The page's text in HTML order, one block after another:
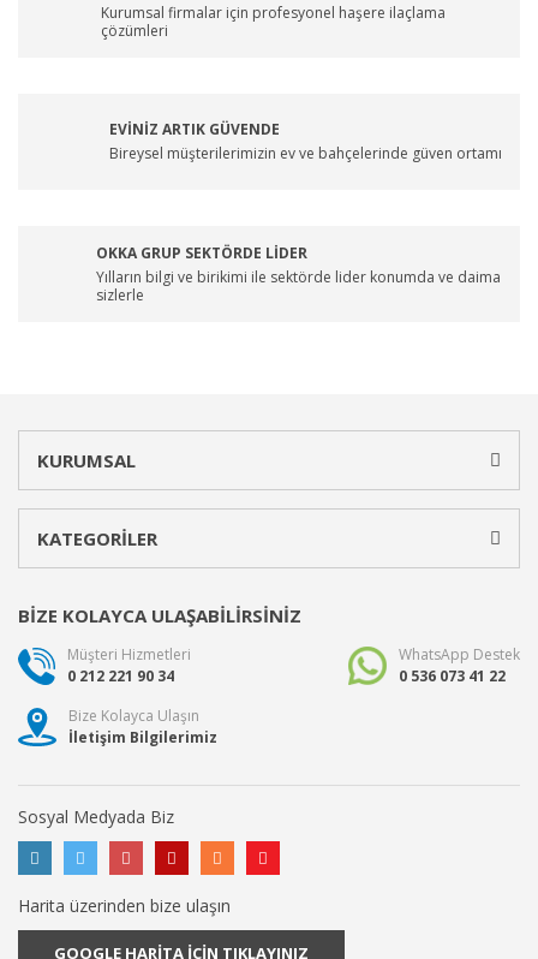
Kurumsal firmalar için profesyonel haşere ilaçlama
çözümleri
EVİNİZ ARTIK GÜVENDE
Bireysel müşterilerimizin ev ve bahçelerinde güven ortamı
OKKA GRUP SEKTÖRDE LİDER
Yılların bilgi ve birikimi ile sektörde lider konumda ve daima
sizlerle
KURUMSAL
KATEGORİLER
BİZE KOLAYCA ULAŞABİLİRSİNİZ
Müşteri Hizmetleri
0 212 221 90 34
WhatsApp Destek
0 536 073 41 22
Bize Kolayca Ulaşın
İletişim Bilgilerimiz
Sosyal Medyada Biz
Harita üzerinden bize ulaşın
GOOGLE HARİTA İÇİN TIKLAYINIZ